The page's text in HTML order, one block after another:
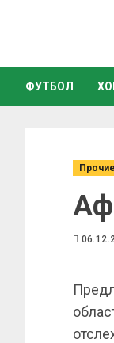
ФУТБОЛ
Прочие